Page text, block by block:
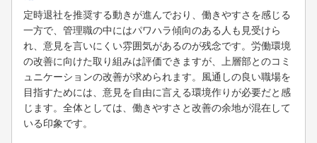
定時退社を推奨する動きが進んでおり、働きやすさを感じる
一方で、管理職の中にはパワハラ傾向のある人も見受けら
れ、意見を言いにくい雰囲気があるのが残念です。労働環境
の改善に向けた取り組みは評価できますが、上層部とのコミ
ュニケーションの改善が求められます。風通しの良い職場を
目指すためには、意見を自由に言える環境作りが必要だと感
じます。全体としては、働きやすさと改善の余地が混在して
いる印象です。